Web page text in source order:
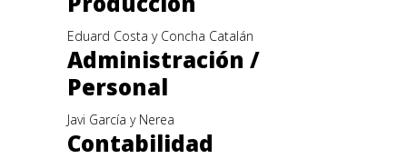
Eduard Costa y Concha Catalán
Administración /
Personal
Javi García y Nerea
Contabilidad